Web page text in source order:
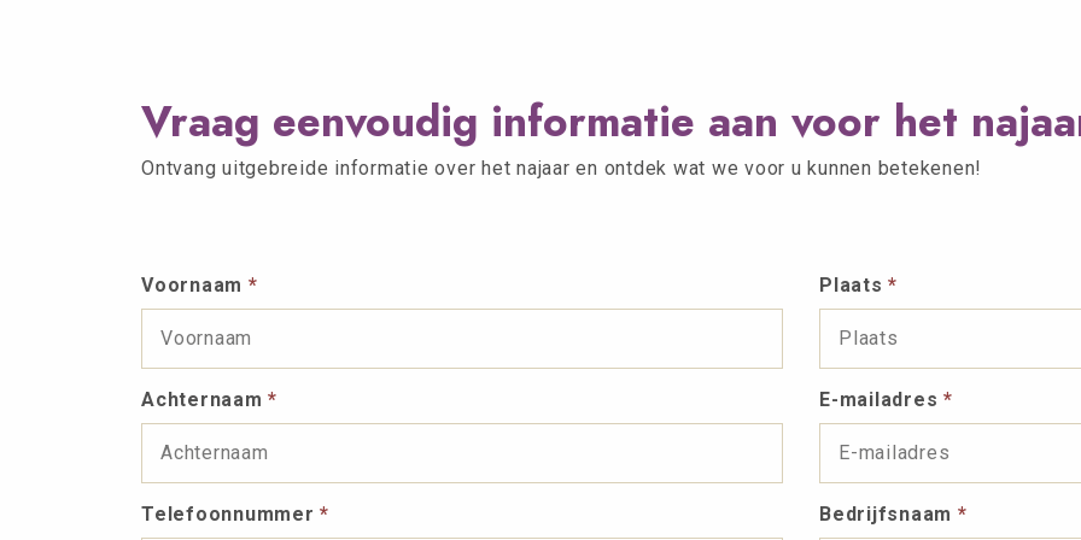
Vraag eenvoudig informatie aan voor het
Ontvang uitgebreide informatie over het najaar en ontdek wat we voor u kunnen betekenen!
Voornaam *
Achternaam*
Telefoonnummer*
Plaats*
E-mailadres *
Bedrijfsnaam *